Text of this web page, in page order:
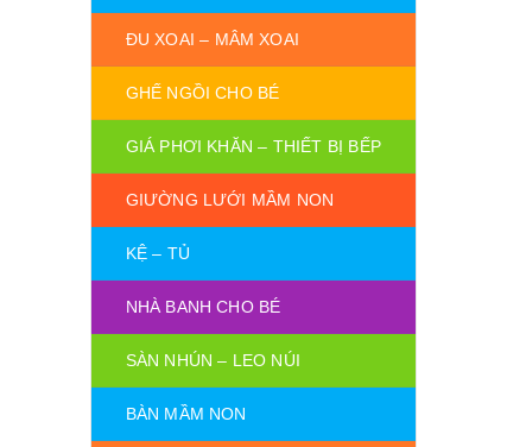
ĐU XOAI – MÂM XOAI
GHẾ NGỒI CHO BÉ
GIÁ PHƠI KHĂN – THIẾT BỊ BẾP
GIƯỜNG LƯỚI MẦM NON
KỆ – TỦ
NHÀ BANH CHO BÉ
SÀN NHÚN – LEO NÚI
BÀN MẦM NON